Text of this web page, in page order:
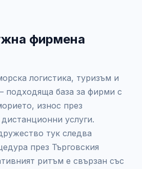
фирмена
логистика, туризъм и
подходяща база за фирми с
износ през
услуги.
тук следва
през Търговския
ритъм е свързан със